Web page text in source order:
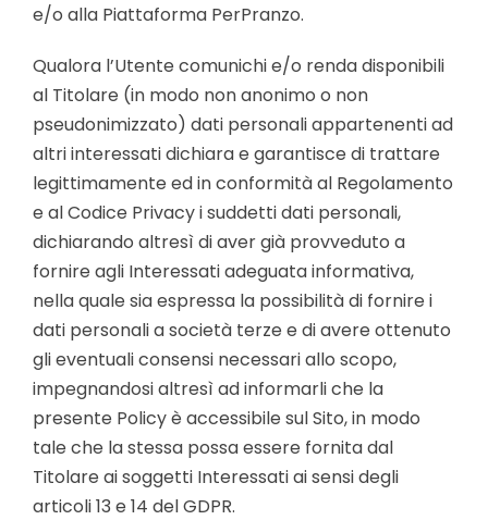
e/o alla Piattaforma PerPranzo.
Qualora l’Utente comunichi e/o renda disponibili
al Titolare (in modo non anonimo o non
pseudonimizzato) dati personali appartenenti ad
altri interessati dichiara e garantisce di trattare
legittimamente ed in conformità al Regolamento
e al Codice Privacy i suddetti dati personali,
dichiarando altresì di aver già provveduto a
fornire agli Interessati adeguata informativa,
nella quale sia espressa la possibilità di fornire i
dati personali a società terze e di avere ottenuto
gli eventuali consensi necessari allo scopo,
impegnandosi altresì ad informarli che la
presente Policy è accessibile sul Sito, in modo
tale che la stessa possa essere fornita dal
Titolare ai soggetti Interessati ai sensi degli
articoli 13 e 14 del GDPR.